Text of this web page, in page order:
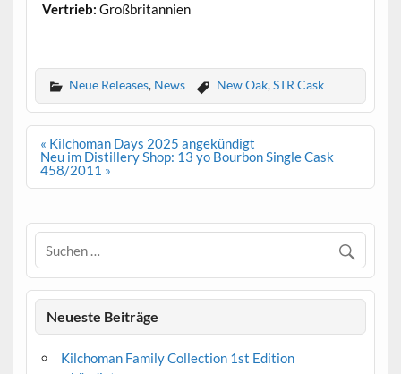
Vertrieb: Großbritannien
Neue Releases, News New Oak,STR Cask
Beitrags-
Navigation
« Kilchoman Days 2025 angekündigt
Neu im Distillery Shop: 13 yo Bourbon Single Cask
458/2011 »
Neueste Beiträge
Kilchoman Family Collection 1st Edition